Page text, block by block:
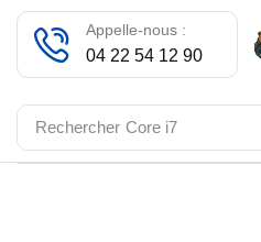
Rechercher Core i7
Appelle-nous :
04 22 54 12 90